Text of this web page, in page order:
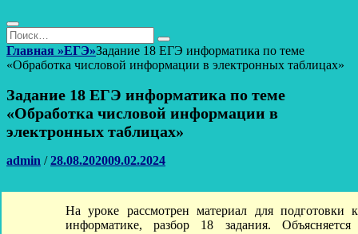
Поиск
Найти:
Поиск
Главная »ЕГЭ»Задание 18 ЕГЭ информатика по теме
«Обработка числовой информации в электронных таблицах»
Задание 18 ЕГЭ информатика по теме
«Обработка числовой информации в
электронных таблицах»
Автор
admin / Опубликовано
28.08.202009.02.2024
На уроке рассмотрен материал для
информатике, разбор 18 задания.